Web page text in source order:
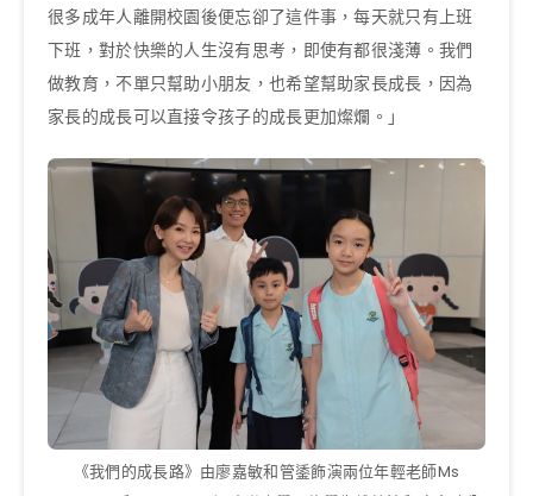
很多成年人離開校園後便忘卻了這件事，每天就只有上班
下班，對於快樂的人生沒有思考，即使有都很淺薄。我們
做教育，不單只幫助小朋友，也希望幫助家長成長，因為
家長的成長可以直接令孩子的成長更加燦爛。」
《我們的成長路》由廖嘉敏和管鋈飾演兩位年輕老師Ms